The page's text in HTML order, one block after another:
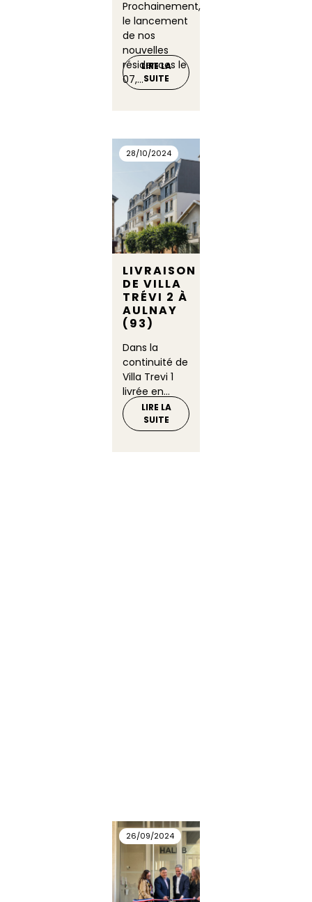
Prochainement,
le lancement
de nos
nouvelles
résidences le
07,...
LIRE LA
SUITE
28/10/2024
LIVRAISON
DE VILLA
TRÉVI 2 À
AULNAY
(93)
Dans la
continuité de
Villa Trevi 1
livrée en...
LIRE LA
SUITE
26/09/2024